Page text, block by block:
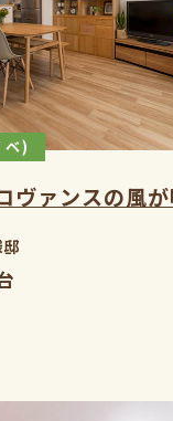
)
ヴァンスの風